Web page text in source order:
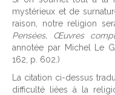
mystérieux et de
raison, notre religion
Pensées, Œuvres
annotée par Michel Le
162, p. 602.)
La citation ci-dessus
difficulté liées à la